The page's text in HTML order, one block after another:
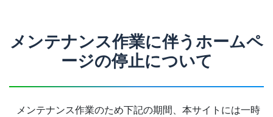
メンテナンス作業に伴うホームペ
ージの停止について
メンテナンス作業のため下記の期間、本サイトには一時